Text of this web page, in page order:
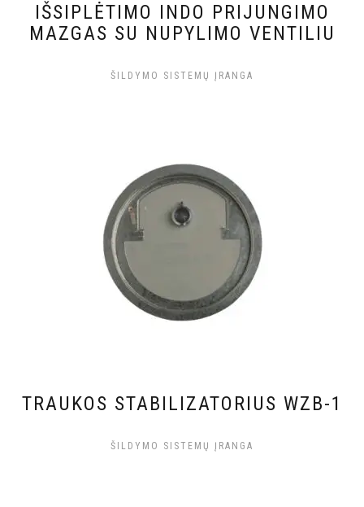
IŠSIPLĖTIMO INDO PRIJUNGIMO
MAZGAS SU NUPYLIMO VENTILIU
ŠILDYMO SISTEMŲ ĮRANGA
TRAUKOS STABILIZATORIUS WZB-1
ŠILDYMO SISTEMŲ ĮRANGA